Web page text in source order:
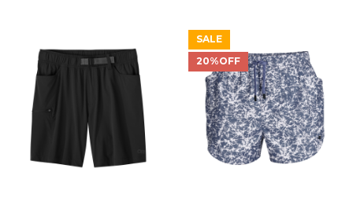
SALE
20%OFF